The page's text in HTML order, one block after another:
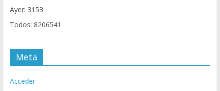
Ayer: 3153
Todos: 8206541
Meta
Acceder